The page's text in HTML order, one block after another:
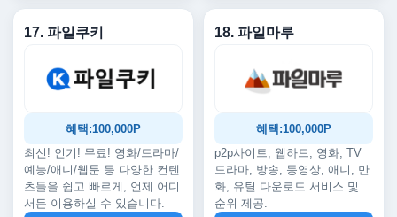
17. 파일쿠키
혜택:100,000P
최신! 인기! 무료! 영화/드라마/
예능/애니/웹툰 등 다양한 컨텐
츠들을 쉽고 빠르게, 언제 어디
서든 이용하실 수 있습니다.
18. 파일마루
혜택:100,000P
p2p사이트, 웹하드, 영화, TV
드라마, 방송, 동영상, 애니, 만
화, 유틸 다운로드 서비스 및
순위 제공.